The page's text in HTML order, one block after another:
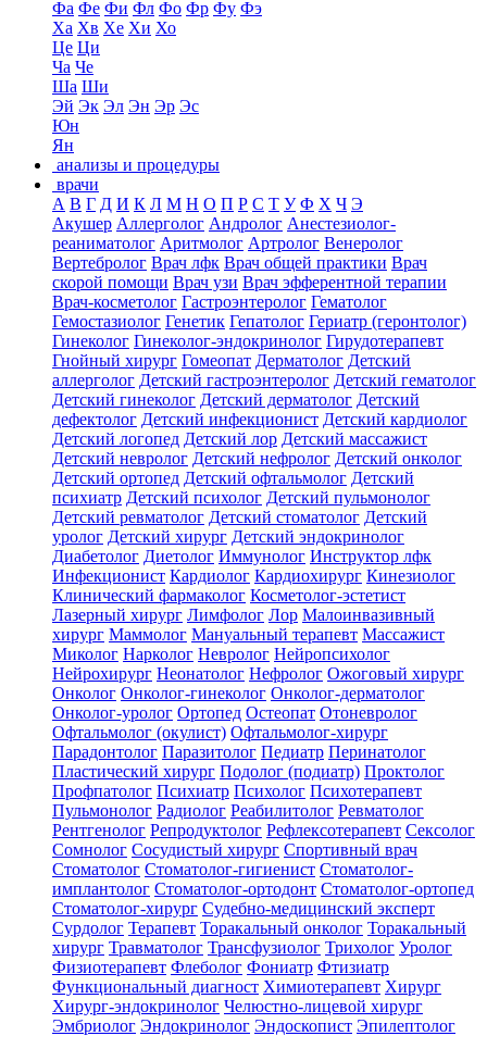
Фа Фе Фи Фл Фо Фр Фу Фэ
Ха Хв Хе Хи Хо
Це Ци
Ча Че
Ша Ши
Эй Эк Эл Эн Эр Эс
Юн
Ян
анализы и процедуры
врачи
А В Г Д И К Л М Н О П Р С Т У Ф Х Ч Э
Акушер Аллерголог Андролог Анестезиолог-
реаниматолог Аритмолог Артролог Венеролог
Вертебролог Врач лфк Врач общей практики Врач
скорой помощи Врач узи Врач эфферентной терапии
Врач-косметолог Гастроэнтеролог Гематолог
Гемостазиолог Генетик Гепатолог Гериатр (геронтолог)
Гинеколог Гинеколог-эндокринолог Гирудотерапевт
Гнойный хирург Гомеопат Дерматолог Детский
аллерголог Детский гастроэнтеролог Детский гематолог
Детский гинеколог Детский дерматолог Детский
дефектолог Детский инфекционист Детский кардиолог
Детский логопед Детский лор Детский массажист
Детский невролог Детский нефролог Детский онколог
Детский ортопед Детский офтальмолог Детский
психиатр Детский психолог Детский пульмонолог
Детский ревматолог Детский стоматолог Детский
уролог Детский хирург Детский эндокринолог
Диабетолог Диетолог Иммунолог Инструктор лфк
Инфекционист Кардиолог Кардиохирург Кинезиолог
Клинический фармаколог Косметолог-эстетист
Лазерный хирург Лимфолог Лор Малоинвазивный
хирург Маммолог Мануальный терапевт Массажист
Миколог Нарколог Невролог Нейропсихолог
Нейрохирург Неонатолог Нефролог Ожоговый хирург
Онколог Онколог-гинеколог Онколог-дерматолог
Онколог-уролог Ортопед Остеопат Отоневролог
Офтальмолог (окулист) Офтальмолог-хирург
Парадонтолог Паразитолог Педиатр Перинатолог
Пластический хирург Подолог (подиатр) Проктолог
Профпатолог Психиатр Психолог Психотерапевт
Пульмонолог Радиолог Реабилитолог Ревматолог
Рентгенолог Репродуктолог Рефлексотерапевт Сексолог
Сомнолог Сосудистый хирург Спортивный врач
Стоматолог Стоматолог-гигиенист Стоматолог-
имплантолог Стоматолог-ортодонт Стоматолог-ортопед
Стоматолог-хирург Судебно-медицинский эксперт
Сурдолог Терапевт Торакальный онколог Торакальный
хирург Травматолог Трансфузиолог Трихолог Уролог
Физиотерапевт Флеболог Фониатр Фтизиатр
Функциональный диагност Химиотерапевт Хирург
Хирург-эндокринолог Челюстно-лицевой хирург
Эмбриолог Эндокринолог Эндоскопист Эпилептолог